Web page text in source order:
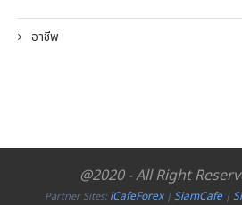
อาชีพ
@2020 - All Right
Partner Sites:iCafeForex|SiamCafe|